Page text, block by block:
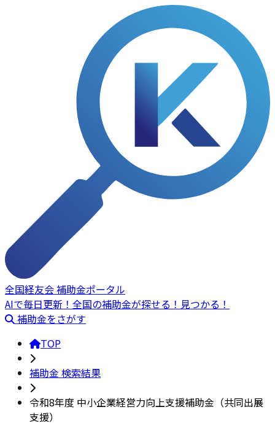
全国経友会 補助金ポータル
AIで毎日更新！全国の補助金が探せる！見つかる！
補助金をさがす
TOP
補助金 検索結果
令和8年度 中小企業経営力向上支援補助金（共同出展
支援）